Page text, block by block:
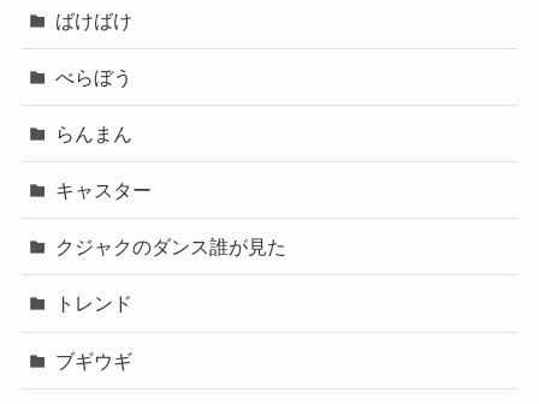
ばけばけ
べらぼう
らんまん
キャスター
クジャクのダンス誰が見た
トレンド
ブギウギ